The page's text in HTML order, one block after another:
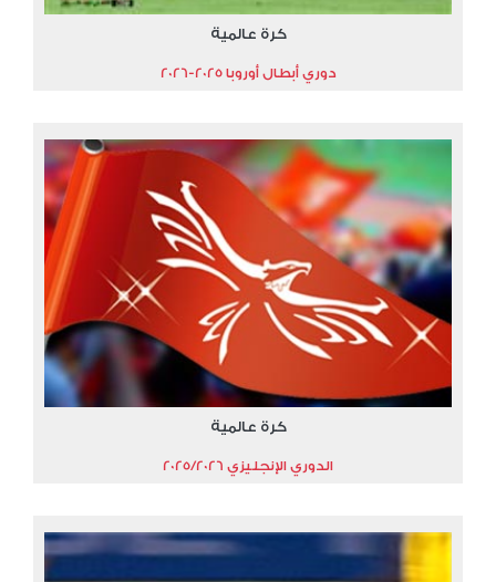
كرة عالمية
دوري أبطال أوروبا 2025-2026
كرة عالمية
الدوري الإنجليزي 2025/2026